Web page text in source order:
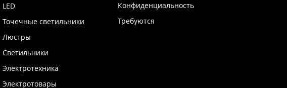
LED
Точечные светильники
Люстры
Светильники
Электротехника
Электротовары
Конфиденциальность
Требуются